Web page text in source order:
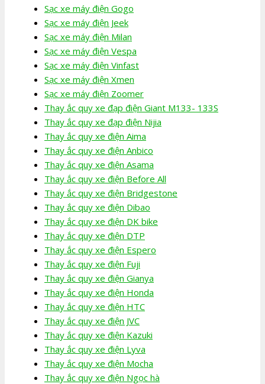
Sạc xe máy điện Gogo
Sạc xe máy điện Jeek
Sạc xe máy điện Milan
Sạc xe máy điện Vespa
Sạc xe máy điện Vinfast
Sạc xe máy điện Xmen
Sạc xe máy điện Zoomer
Thay ắc quy xe đạp điện Giant M133- 133S
Thay ắc quy xe đạp điện Nijia
Thay ắc quy xe điện Aima
Thay ắc quy xe điện Anbico
Thay ắc quy xe điện Asama
Thay ắc quy xe điện Before All
Thay ắc quy xe điện Bridgestone
Thay ắc quy xe điện Dibao
Thay ắc quy xe điện DK bike
Thay ắc quy xe điện DTP
Thay ắc quy xe điện Espero
Thay ắc quy xe điện Fuji
Thay ắc quy xe điện Gianya
Thay ắc quy xe điện Honda
Thay ắc quy xe điện HTC
Thay ắc quy xe điện JVC
Thay ắc quy xe điện Kazuki
Thay ắc quy xe điện Lyva
Thay ắc quy xe điện Mocha
Thay ắc quy xe điện Ngọc hà